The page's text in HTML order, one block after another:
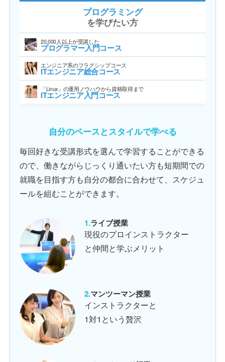
プログラミング
を学びたい方
20,000人以上が受講した
プログラマー入門コース
エンジニア系のフラグシップコース
ITエンジニア総合コース
「Linux」の運用ノウハウから資格取得まで
ITエンジニア入門コース
自分のペースとスタイルで学べる
毎回好きな受講形式を選んで学習することができる
ので、働きながらじっくり通いたい方も短期間での
就職を目指す方も自分の都合に合わせて、スケジュ
ールを組むことができます。
ライブ授業
現役のプロインストラクター
と仲間と学ぶメリット
マンツーマン授業
インストラクターと
1対1という贅沢